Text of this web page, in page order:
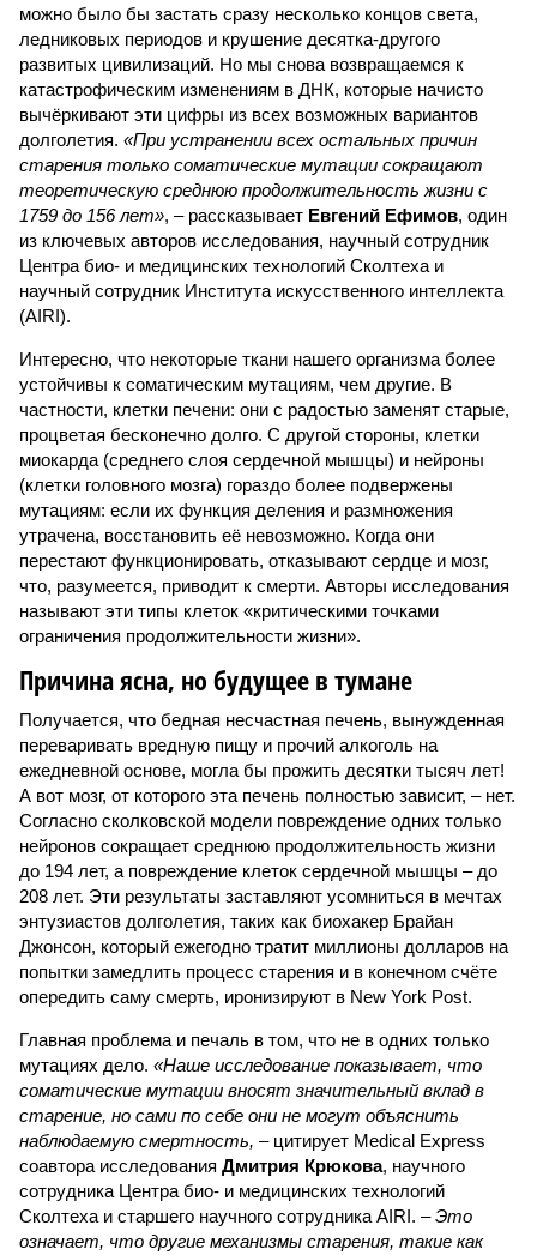
можно было бы застать сразу несколько концов света,
ледниковых периодов и крушение десятка-другого
развитых цивилизаций. Но мы снова возвращаемся к
катастрофическим изменениям в ДНК, которые начисто
вычёркивают эти цифры из всех возможных вариантов
долголетия. «При устранении всех остальных причин
старения только соматические мутации сокращают
теоретическую среднюю продолжительность жизни с
1759 до 156 лет», – рассказывает Евгений Ефимов, один
из ключевых авторов исследования, научный сотрудник
Центра био- и медицинских технологий Сколтеха и
научный сотрудник Института искусственного интеллекта
(AIRI).
Интересно, что некоторые ткани нашего организма более
устойчивы к соматическим мутациям, чем другие. В
частности, клетки печени: они с радостью заменят старые,
процветая бесконечно долго. С другой стороны, клетки
миокарда (среднего слоя сердечной мышцы) и нейроны
(клетки головного мозга) гораздо более подвержены
мутациям: если их функция деления и размножения
утрачена, восстановить её невозможно. Когда они
перестают функционировать, отказывают сердце и мозг,
что, разумеется, приводит к смерти. Авторы исследования
называют эти типы клеток «критическими точками
ограничения продолжительности жизни».
Причина ясна, но будущее в тумане
Получается, что бедная несчастная печень, вынужденная
переваривать вредную пищу и прочий алкоголь на
ежедневной основе, могла бы прожить десятки тысяч лет!
А вот мозг, от которого эта печень полностью зависит, – нет.
Согласно сколковской модели повреждение одних только
нейронов сокращает среднюю продолжительность жизни
до 194 лет, а повреждение клеток сердечной мышцы – до
208 лет. Эти результаты заставляют усомниться в мечтах
энтузиастов долголетия, таких как биохакер Брайан
Джонсон, который ежегодно тратит миллионы долларов на
попытки замедлить процесс старения и в конечном счёте
опередить саму смерть, иронизируют в New York Post.
Главная проблема и печаль в том, что не в одних только
мутациях дело. «Наше исследование показывает, что
соматические мутации вносят значительный вклад в
старение, но сами по себе они не могут объяснить
наблюдаемую смертность, –цитирует Medical Express
соавтора исследования Дмитрия Крюкова, научного
сотрудника Центра био- и медицинских технологий
Сколтеха и старшего научного сотрудника AIRI. –Это
означает, что другие механизмы старения, такие как